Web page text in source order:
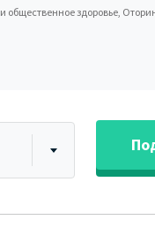
общественное здоровье,